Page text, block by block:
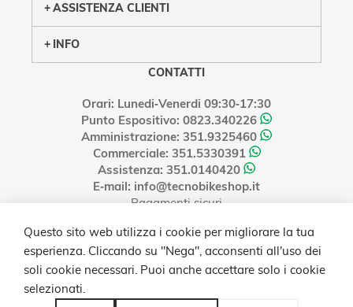
ASSISTENZA CLIENTI
INFO
CONTATTI
Orari: Lunedi‑Venerdi 09:30‑17:30
Punto Espositivo: 0823.340226
Amministrazione: 351.9325460
Commerciale: 351.5330391
Assistenza: 351.0140420
E‑mail: info@tecnobikeshop.it
Pagamenti sicuri
Questo sito web utilizza i cookie per migliorare la tua
esperienza. Cliccando su "Nega", acconsenti all'uso dei
soli cookie necessari. Puoi anche accettare solo i cookie
selezionati.